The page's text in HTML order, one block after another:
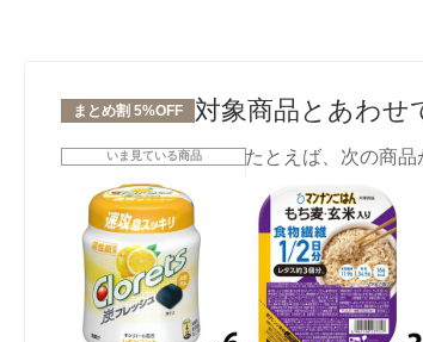
まとめ割 5%OFF 対象商品とあわせ
いま見ている商品 たとえば、次の商